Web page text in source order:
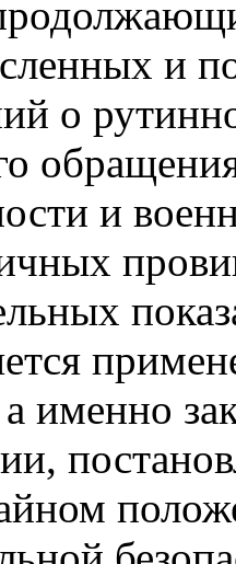
и
о
и
а именно